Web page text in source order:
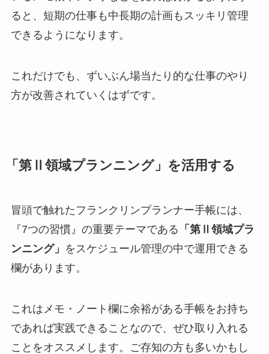
ると、短期の仕事も中長期の計画もスッキリ管理
できるようになります。
これだけでも、ずいぶん場当たり的な仕事のやり
方が改善されていくはずです。
「第Ⅱ領域プランニング」を活用する
冒頭で触れたフランクリンプランナー手帳には、
『7つの習慣』の重要テーマである 「第Ⅱ領域プラ
ンニング」 をスケジュール管理の中で運用できる
欄があります。
これはメモ・ノート欄に余裕がある手帳をお持ち
であれば実践できることなので、ぜひ取り入れる
ことをオススメします。ご存知の方も多いかもし